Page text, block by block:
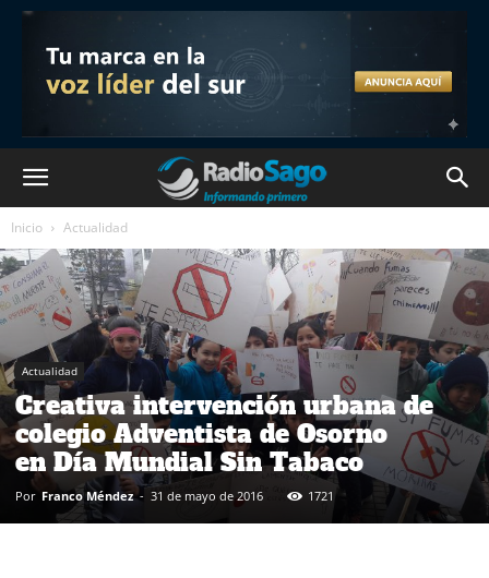
Inicio Actualidad
Actualidad
Creativa intervención urbana de
colegio Adventista de Osorno
en Día Mundial Sin Tabaco
Por Franco Méndez - 31 de mayo de 2016 1721